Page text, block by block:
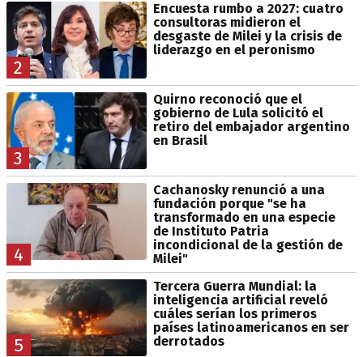
2
Encuesta rumbo a 2027: cuatro
consultoras midieron el
desgaste de Milei y la crisis de
liderazgo en el peronismo
3
Quirno reconoció que el
gobierno de Lula solicitó el
retiro del embajador argentino
en Brasil
4
Cachanosky renunció a una
fundación porque "se ha
transformado en una especie
de Instituto Patria
incondicional de la gestión de
Milei"
5
Tercera Guerra Mundial: la
inteligencia artificial reveló
cuáles serían los primeros
países latinoamericanos en ser
derrotados